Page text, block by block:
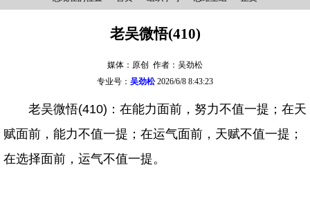
老吴微悟(410)
媒体：原创 作者：吴劲松
专业号： 吴劲松2026/6/8 8:43:23
老吴微悟(410)：在能力面前，努力不值一提；在天
赋面前，能力不值一提；在运气面前，天赋不值一提；
在选择面前，运气不值一提。